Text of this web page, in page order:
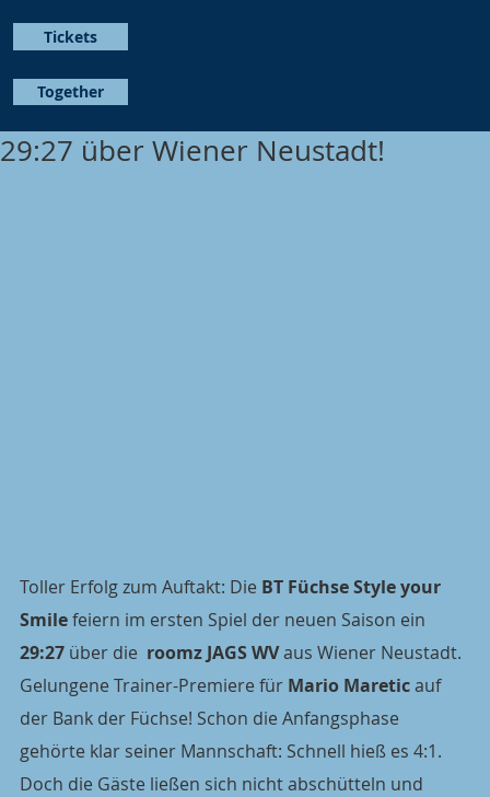
Together
Tickets
29:27 über Wiener Neustadt!
Toller Erfolg zum Auftakt: Die BT Füchse Style your
Smile feiern im ersten Spiel der neuen Saison ein
29:27 über die roomz JAGS WV aus Wiener Neustadt.
Gelungene Trainer-Premiere für Mario Maretic auf
der Bank der Füchse! Schon die Anfangsphase
gehörte klar seiner Mannschaft: Schnell hieß es 4:1.
Doch die Gäste ließen sich nicht abschütteln und